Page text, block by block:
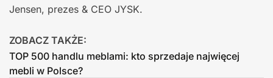
Jensen, prezes & CEO JYSK.
ZOBACZ TAKŻE:
TOP 500 handlu meblami: kto sprzedaje najwięcej
mebli w Polsce?